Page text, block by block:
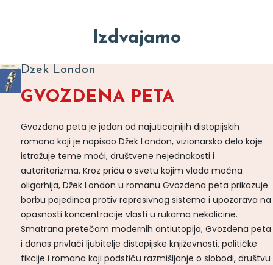
Izdvajamo
Dzek London
GVOZDENA PETA
Gvozdena peta je jedan od najuticajnijih distopijskih
romana koji je napisao Džek London, vizionarsko delo koje
istražuje teme moći, društvene nejednakosti i
autoritarizma. Kroz priču o svetu kojim vlada moćna
oligarhija, Džek London u romanu Gvozdena peta prikazuje
borbu pojedinca protiv represivnog sistema i upozorava na
opasnosti koncentracije vlasti u rukama nekolicine.
Smatrana pretečom modernih antiutopija, Gvozdena peta
i danas privlači ljubitelje distopijske književnosti, političke
fikcije i romana koji podstiču razmišljanje o slobodi, društvu